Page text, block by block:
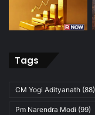
Tags
CM Yogi Adityanath (88)
Pm Narendra Modi (99)